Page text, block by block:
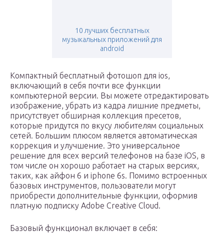
10 лучших бесплатных
музыкальных приложений для
android
Компактный бесплатный фотошоп для ios,
включающий в себя почти все функции
компьютерной версии. Вы можете отредактировать
изображение, убрать из кадра лишние предметы,
присутствует обширная коллекция пресетов,
которые придутся по вкусу любителям социальных
сетей. Большим плюсом является автоматическая
коррекция и улучшение. Это универсальное
решение для всех версий телефонов на базе iOS, в
том числе он хорошо работает на старых версиях,
таких, как айфон 6 и iphone 6s. Помимо встроенных
базовых инструментов, пользователи могут
приобрести дополнительные функции, оформив
платную подписку Adobe Creative Cloud.
Базовый функционал включает в себя: